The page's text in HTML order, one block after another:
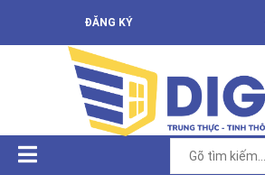
ĐĂNG KÝ